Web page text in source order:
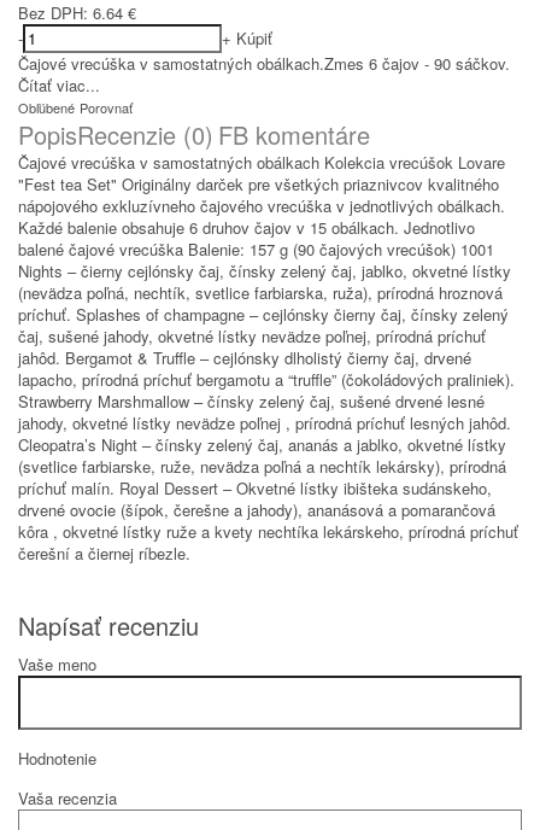
Bez DPH: 6.64 €
-
+ Kúpiť
Čajové vrecúška v samostatných obálkach.Zmes 6 čajov - 90 sáčkov.
Čítať viac...
Obľúbené Porovnať
PopisRecenzie (0) FB komentáre
Čajové vrecúška v samostatných obálkach Kolekcia vrecúšok Lovare
"Fest tea Set" Originálny darček pre všetkých priaznivcov kvalitného
nápojového exkluzívneho čajového vrecúška v jednotlivých obálkach.
Každé balenie obsahuje 6 druhov čajov v 15 obálkach. Jednotlivo
balené čajové vrecúška Balenie: 157 g (90 čajových vrecúšok) 1001
Nights – čierny cejlónsky čaj, čínsky zelený čaj, jablko, okvetné lístky
(nevädza poľná, nechtík, svetlice farbiarska, ruža), prírodná hroznová
príchuť. Splashes of champagne – cejlónsky čierny čaj, čínsky zelený
čaj, sušené jahody, okvetné lístky nevädze poľnej, prírodná príchuť
jahôd. Bergamot & Truffle – cejlónsky dlholistý čierny čaj, drvené
lapacho, prírodná príchuť bergamotu a “truffle” (čokoládových praliniek).
Strawberry Marshmallow – čínsky zelený čaj, sušené drvené lesné
jahody, okvetné lístky nevädze poľnej , prírodná príchuť lesných jahôd.
Cleopatra’s Night – čínsky zelený čaj, ananás a jablko, okvetné lístky
(svetlice farbiarske, ruže, nevädza poľná a nechtík lekársky), prírodná
príchuť malín. Royal Dessert – Okvetné lístky ibišteka sudánskeho,
drvené ovocie (šípok, čerešne a jahody), ananásová a pomarančová
kôra , okvetné lístky ruže a kvety nechtíka lekárskeho, prírodná príchuť
čerešní a čiernej ríbezle.
Napísať recenziu
Vaše meno
Hodnotenie
Vaša recenzia